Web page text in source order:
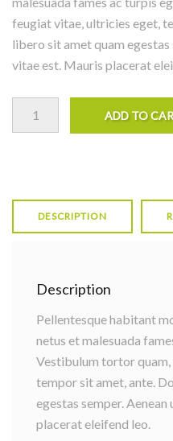
feugiat vitae, ultricies eget,
libero sit amet quam
vitae est. Mauris placerat
ADD TO
DESCRIPTION
Description
Pellentesque habitant
netus et malesuada
Vestibulum tortor
tempor sit amet, ante.
egestas semper.
placerat eleifend leo.